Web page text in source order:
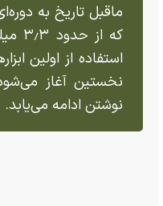
ماقبل تاریخ به
که
استفاده از اولین
نخستین آغاز
نوشتن ادامه می‌یابد.